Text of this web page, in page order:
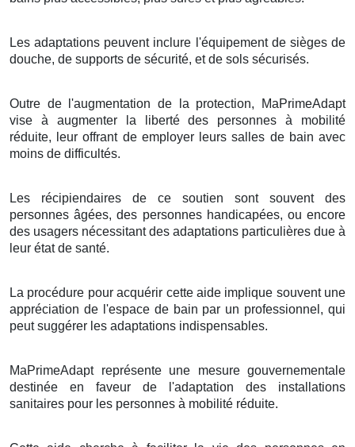
Les adaptations peuvent inclure l'équipement de sièges de
douche, de supports de sécurité, et de sols sécurisés.
Outre de l'augmentation de la protection, MaPrimeAdapt
vise à augmenter la liberté des personnes à mobilité
réduite, leur offrant de employer leurs salles de bain avec
moins de difficultés.
Les récipiendaires de ce soutien sont souvent des
personnes âgées, des personnes handicapées, ou encore
des usagers nécessitant des adaptations particulières due à
leur état de santé.
La procédure pour acquérir cette aide implique souvent une
appréciation de l'espace de bain par un professionnel, qui
peut suggérer les adaptations indispensables.
MaPrimeAdapt représente une mesure gouvernementale
destinée en faveur de l'adaptation des installations
sanitaires pour les personnes à mobilité réduite.